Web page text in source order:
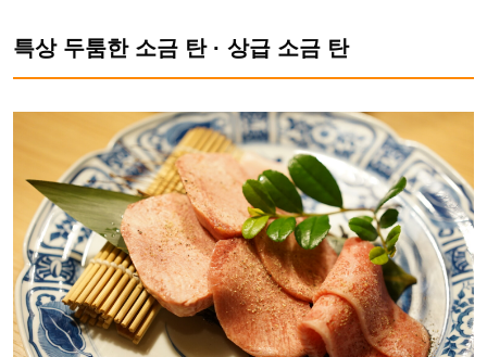
특상 두툼한 소금 탄 · 상급 소금 탄